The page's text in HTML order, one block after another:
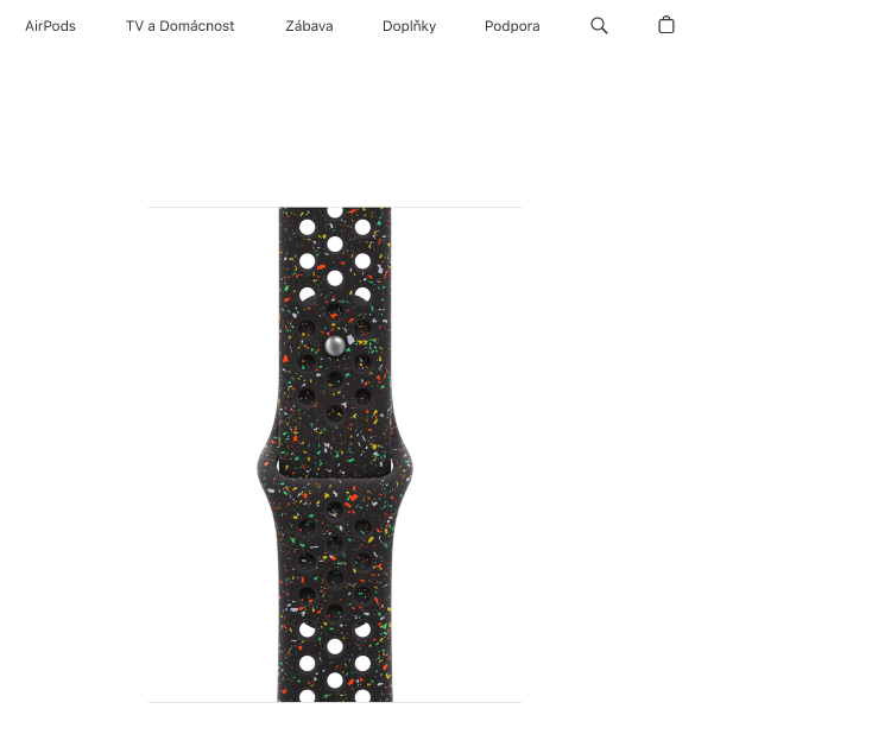
AirPods TV a Domácnost Zábava Doplňky Podpora